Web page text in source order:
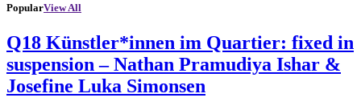
PopularView All
Q18 Künstler*innen im Quartier: fixed in
suspension – Nathan Pramudiya Ishar &
Josefine Luka Simonsen